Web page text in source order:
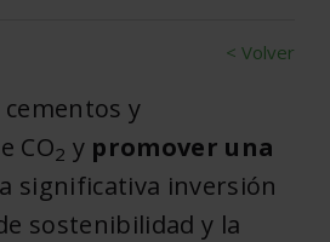
< Volver
y
CO2 y promover una
significativa inversión
sostenibilidad y la